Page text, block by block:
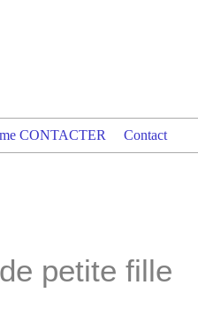
me CONTACTER Contact
petite fille